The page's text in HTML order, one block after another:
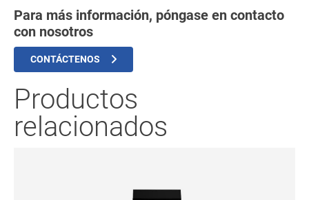
Para más información, póngase en contacto
con nosotros
CONTÁCTENOS
Productos
relacionados